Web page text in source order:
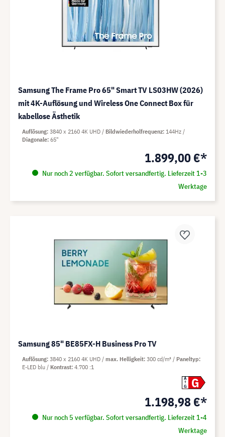
Samsung The Frame Pro 65" Smart TV LS03HW (2026)
mit 4K-Auflösung und Wireless One Connect Box für
kabellose Ästhetik
1.899,00 €*
Nur noch 2 verfügbar. Sofort versandfertig. Lieferzeit 1-3
Werktage
Auflösung 3840 x 2160 4K UHD Bildwiederholfrequenz 144Hz
Diagonale 65"
Samsung 85" BE85FX-H Business Pro TV
A
G
G
1.198,98 €*
Nur noch 5 verfügbar. Sofort versandfertig. Lieferzeit 1-4
Werktage
Auflösung 3840 x 2160 4K UHD max. Helligkeit 300 cd/m²
Paneltyp
E-LED blu
Kontrast 4.700 :1